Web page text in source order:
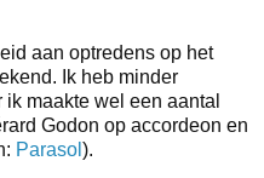
aan optredens op het
Ik heb minder
maakte wel een aantal
Godon op accordeon en
Parasol ).